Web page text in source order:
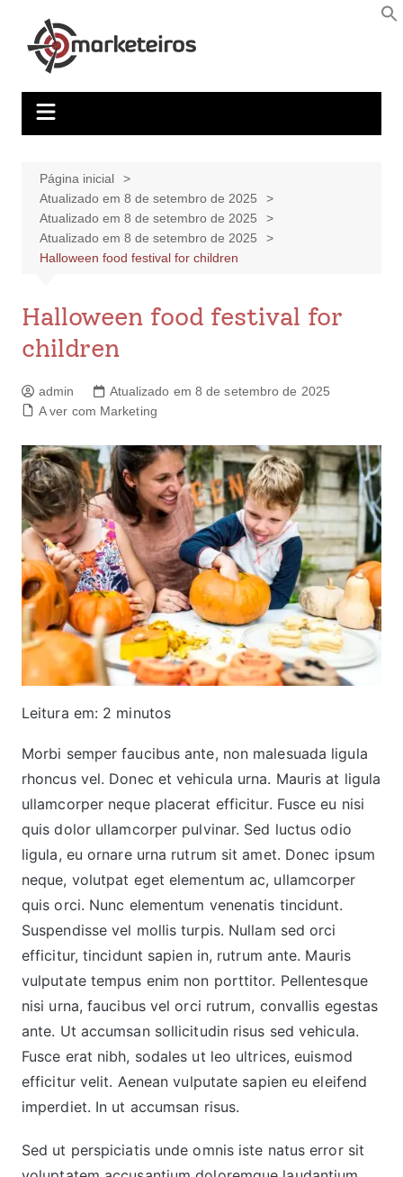
Página inicial
Atualizado em 8 de setembro de 2025
Atualizado em 8 de setembro de 2025
Atualizado em 8 de setembro de 2025
Halloween food festival for children
Halloween food festival for
children
admin
Atualizado em 8 de setembro de 2025
A ver com Marketing
Leitura em: 2 minutos
Morbi semper faucibus ante, non malesuada ligula
rhoncus vel. Donec et vehicula urna. Mauris at ligula
ullamcorper neque placerat efficitur. Fusce eu nisi
quis dolor ullamcorper pulvinar. Sed luctus odio
ligula, eu ornare urna rutrum sit amet. Donec ipsum
neque, volutpat eget elementum ac, ullamcorper
quis orci. Nunc elementum venenatis tincidunt.
Suspendisse vel mollis turpis. Nullam sed orci
efficitur, tincidunt sapien in, rutrum ante. Mauris
vulputate tempus enim non porttitor. Pellentesque
nisi urna, faucibus vel orci rutrum, convallis egestas
ante. Ut accumsan sollicitudin risus sed vehicula.
Fusce erat nibh, sodales ut leo ultrices, euismod
efficitur velit. Aenean vulputate sapien eu eleifend
imperdiet. In ut accumsan risus.
Sed ut perspiciatis unde omnis iste natus error sit